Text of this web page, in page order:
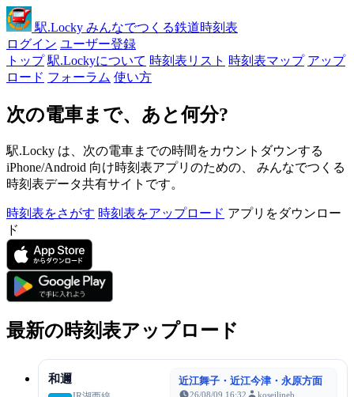
駅.Locky みんなでつくる鉄道時刻表
ログイン ユーザー登録
トップ 駅.Lockyについて 時刻表リスト 時刻表マップ アップ
ロード フォーラム 使い方
次の電車まで、あと何分?
駅.Locky は、次の電車までの時間をカウントダウンする
iPhone/Android 向け時刻表アプリのための、 みんなでつくる
時刻表データ共有サイトです。
時刻表をさがす 時刻表をアップロード アプリをダウンロー
ド
最新の時刻表アップロード
和邇 近江舞子・近江今津・永原方面
26/08/09 16:32 koseilineb